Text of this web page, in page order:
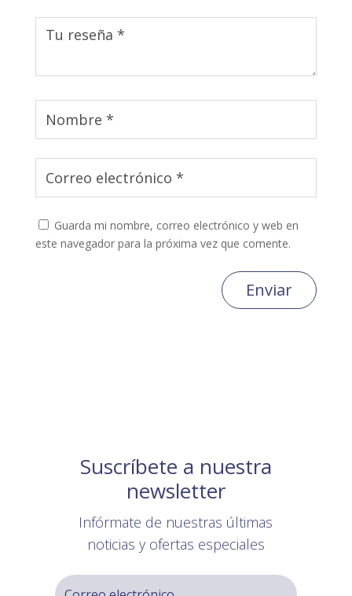
Guarda mi nombre, correo electrónico y web en
este navegador para la próxima vez que comente.
Enviar
Suscríbete a nuestra
newsletter
Infórmate de nuestras últimas
noticias y ofertas especiales